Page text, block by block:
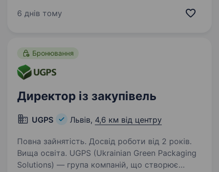
перевагою; уважність та організованість
6 днів тому
Бронювання
Директор із закупівель
UGPS Львів, 4,6 км від центру
Повна зайнятість. Досвід роботи від 2 років.
Вища освіта. UGPS (Ukrainian Green Packaging
Solutions) — група компаній, що створює